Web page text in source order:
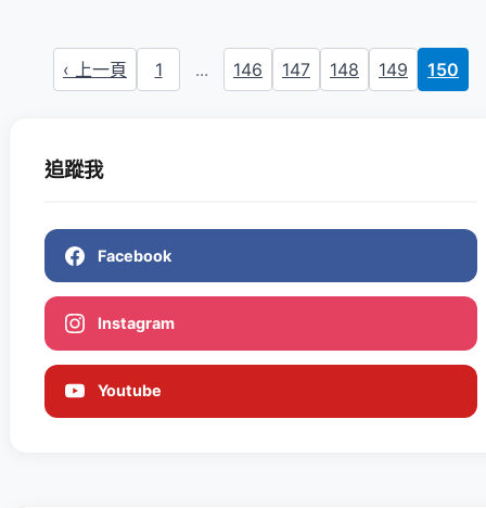
‹ 上一頁 1 ... 146 147 148 149 150
追蹤我
Facebook
Instagram
Youtube